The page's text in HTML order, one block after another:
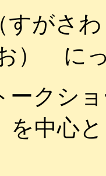
すが
お） に
ークシ
を中心